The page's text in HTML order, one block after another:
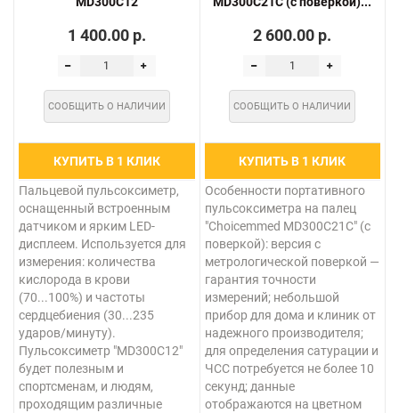
1 400.00 р.
СООБЩИТЬ О НАЛИЧИИ
КУПИТЬ В 1 КЛИК
Пальцевой пульсоксиметр,
оснащенный встроенным
датчиком и ярким LED-
дисплеем. Используется для
измерения: количества
кислорода в крови
(70...100%) и частоты
сердцебиения (30...235
ударов/минуту).
Пульсоксиметр "MD300C12"
будет полезным и
спортсменам, и людям,
проходящим различные
2 600.00 р.
СООБЩИТЬ О НАЛИЧИИ
КУПИТЬ В 1 КЛИК
Особенности портативного
пульсоксиметра на палец
"Choicemmed MD300C21C" (с
поверкой): версия с
метрологической поверкой —
гарантия точности
измерений; небольшой
прибор для дома и клиник от
надежного производителя;
для определения сатурации и
ЧСС потребуется не более 10
секунд; данные
отображаются на цветном